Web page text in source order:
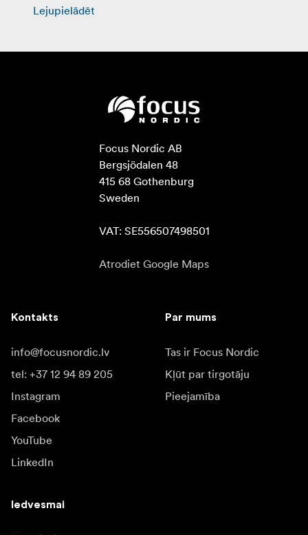
Lejupielādēt
Focus Nordic AB
Bergsjödalen 48
415 68 Gothenburg
Sweden
VAT: SE556507498501
Atrodiet Google Maps
Kontakts
info@focusnordic.lv
tel: +37 12 94 89 205
Instagram
Facebook
YouTube
LinkedIn
Par mums
Tas ir Focus Nordic
Kļūt par tirgotāju
Pieejamība
Iedvesmai